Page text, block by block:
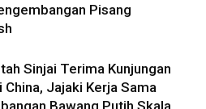
Pisang
Sinjai Terima Kunjungan
China, Jajaki Kerja Sama
Bawang Putih Skala